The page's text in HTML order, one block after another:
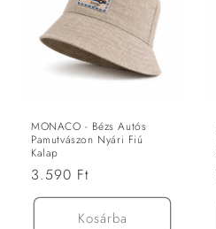
MONACO - Bézs Autós
Pamutvászon Nyári Fiú
Kalap
Normál
ár
3.590 Ft
Kosárba